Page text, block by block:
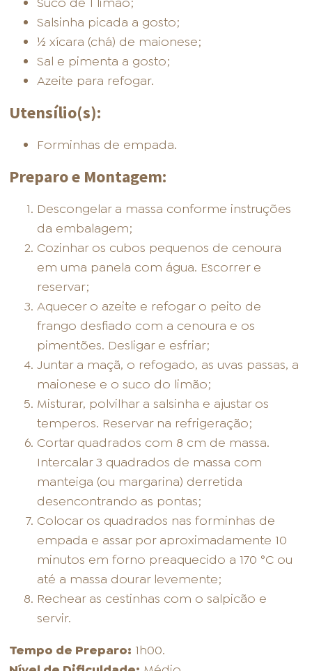
Salsinha picada a gosto;
½ xícara (chá) de maionese;
Sal e pimenta a gosto;
Azeite para refogar.
Utensílio(s):
Forminhas de empada.
Preparo e Montagem:
Descongelar a massa conforme instruções
da embalagem;
Cozinhar os cubos pequenos de cenoura
em uma panela com água. Escorrer e
reservar;
Aquecer o azeite e refogar o peito de
frango desfiado com a cenoura e os
pimentões. Desligar e esfriar;
Juntar a maçã, o refogado, as uvas passas, a
maionese e o suco do limão;
Misturar, polvilhar a salsinha e ajustar os
temperos. Reservar na refrigeração;
Cortar quadrados com 8 cm de massa.
Intercalar 3 quadrados de massa com
manteiga (ou margarina) derretida
desencontrando as pontas;
Colocar os quadrados nas forminhas de
empada e assar por aproximadamente 10
minutos em forno preaquecido a 170 °C ou
até a massa dourar levemente;
Rechear as cestinhas com o salpicão e
servir.
Tempo de Preparo: 1h00.